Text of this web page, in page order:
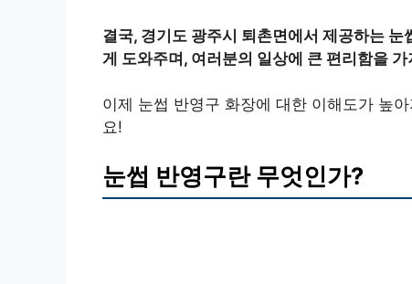
결국, 경기도 광주시 퇴촌면에서 제공하는
게 도와주며, 여러분의 일상에 큰 편리함을
이제 눈썹 반영구 화장에 대한 이해도가 높
요!
눈썹 반영구란 무엇인가?